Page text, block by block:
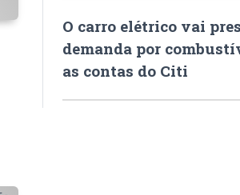
O carro elétrico vai
demanda por
as contas do Citi